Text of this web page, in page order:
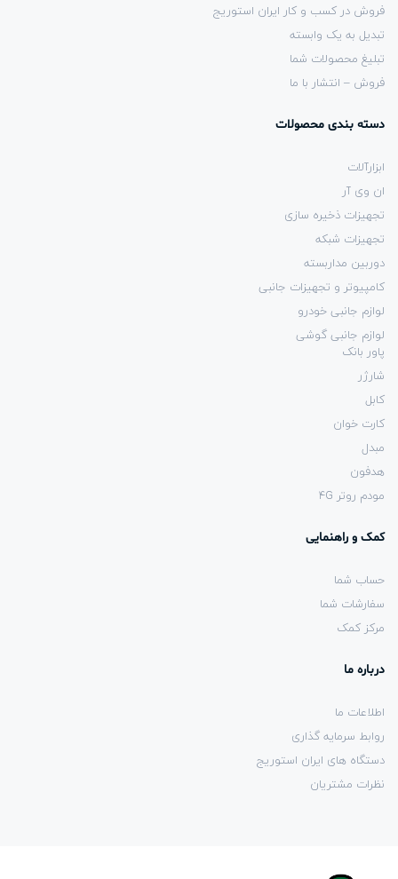
فروش در کسب و کار ایران استوریج
تبدیل به یک وابسته
تبلیغ محصولات شما
فروش – انتشار با ما
دسته بندی محصولات
ابزارآلات
ان وی آر
تجهیزات ذخیره سازی
تجهیزات شبکه
دوربین مداربسته
کامپیوتر و تجهیزات جانبی
لوازم جانبی خودرو
لوازم جانبی گوشی
پاور بانک
شارژر
کابل
کارت خوان
مبدل
هدفون
مودم روتر 4G
کمک و راهنمایی
حساب شما
سفارشات شما
مرکز کمک
درباره ما
اطلاعات ما
روابط سرمایه گذاری
دستگاه های ایران استوریج
نظرات مشتریان